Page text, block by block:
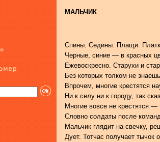
МАЛЬЧИК
Спины. Седины. Плащи.
Черные, синие — в красных
Ежевоскресно. Старухи и
Без которых толком не
Впрочем, многие крестятся
Ни к селу ни к городу, так
Многие вовсе не крестятся —
Словно солдаты после
Мальчик глядит на свечку,
Дует. Тотчас получает тычок